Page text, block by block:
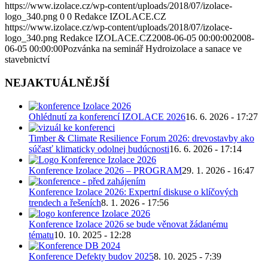
https://www.izolace.cz/wp-content/uploads/2018/07/izolace-
logo_340.png 0 0 Redakce IZOLACE.CZ
https://www.izolace.cz/wp-content/uploads/2018/07/izolace-
logo_340.png Redakce IZOLACE.CZ2008-06-05 00:00:002008-
06-05 00:00:00Pozvánka na seminář Hydroizolace a sanace ve
stavebnictví
NEJAKTUÁLNĚJŠÍ
Ohlédnutí za konferencí IZOLACE 202616. 6. 2026 - 17:27
Timber & Climate Resilience Forum 2026: drevostavby ako
súčasť klimaticky odolnej budúcnosti16. 6. 2026 - 17:14
Konference Izolace 2026 – PROGRAM29. 1. 2026 - 16:47
Konference Izolace 2026: Expertní diskuse o klíčových
trendech a řešeních8. 1. 2026 - 17:56
Konference Izolace 2026 se bude věnovat žádanému
tématu10. 10. 2025 - 12:28
Konference Defekty budov 20258. 10. 2025 - 7:39